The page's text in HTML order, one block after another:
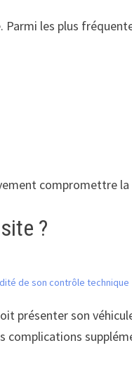
les plus
compromettre
?
de son contrôle technique
présenter son
complications